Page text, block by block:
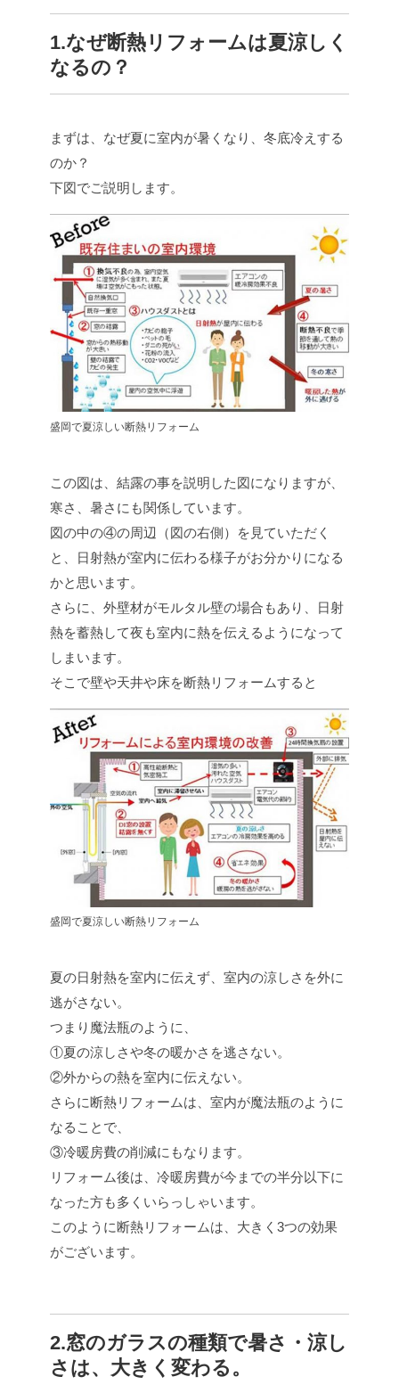
1.なぜ断熱リフォームは夏涼しく
なるの？
まずは、なぜ夏に室内が暑くなり、冬底冷えする
のか？
下図でご説明します。
盛岡で夏涼しい断熱リフォーム
この図は、結露の事を説明した図になりますが、
寒さ、暑さにも関係しています。
図の中の④の周辺（図の右側）を見ていただく
と、日射熱が室内に伝わる様子がお分かりになる
かと思います。
さらに、外壁材がモルタル壁の場合もあり、日射
熱を蓄熱して夜も室内に熱を伝えるようになって
しまいます。
そこで壁や天井や床を断熱リフォームすると
盛岡で夏涼しい断熱リフォーム
夏の日射熱を室内に伝えず、室内の涼しさを外に
逃がさない。
つまり魔法瓶のように、
①夏の涼しさや冬の暖かさを逃さない。
②外からの熱を室内に伝えない。
さらに断熱リフォームは、室内が魔法瓶のように
なることで、
③冷暖房費の削減にもなります。
リフォーム後は、冷暖房費が今までの半分以下に
なった方も多くいらっしゃいます。
このように断熱リフォームは、大きく3つの効果
がございます。
2.窓のガラスの種類で暑さ・涼し
さは、大きく変わる。